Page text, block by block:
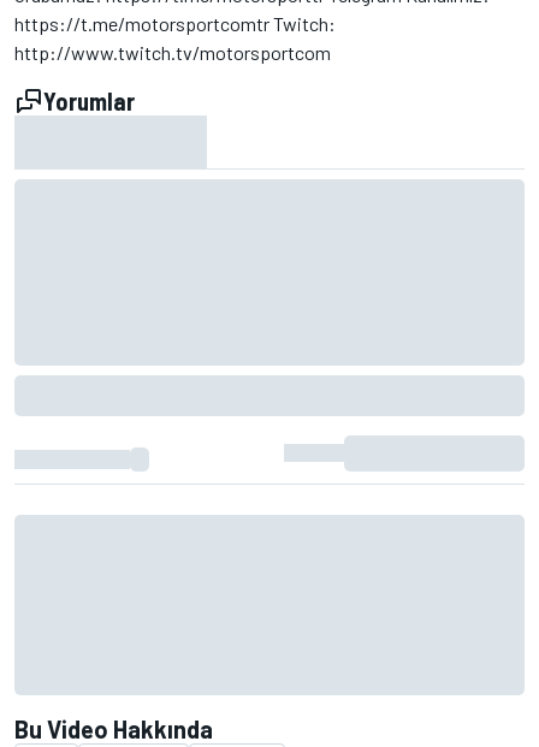
https://t.me/motorsportcomtr Twitch:
http://www.twitch.tv/motorsportcom
Yorumlar
Bu Video Hakkında